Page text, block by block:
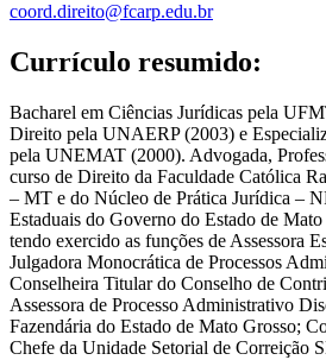
coord.direito@fcarp.edu.br
Currículo resumido:
Bacharel em Ciências Jurídicas pela
Direito pela UNAERP (2003) e
pela UNEMAT (2000). Advogada,
curso de Direito da Faculdade Católica
– MT e do Núcleo de Prática Jurídica –
Estaduais do Governo do Estado de Mato
tendo exercido as funções de Assessora
Julgadora Monocrática de Processos
Conselheira Titular do Conselho de
Assessora de Processo Administrativo
Fazendária do Estado de Mato Grosso;
Chefe da Unidade Setorial de Correição